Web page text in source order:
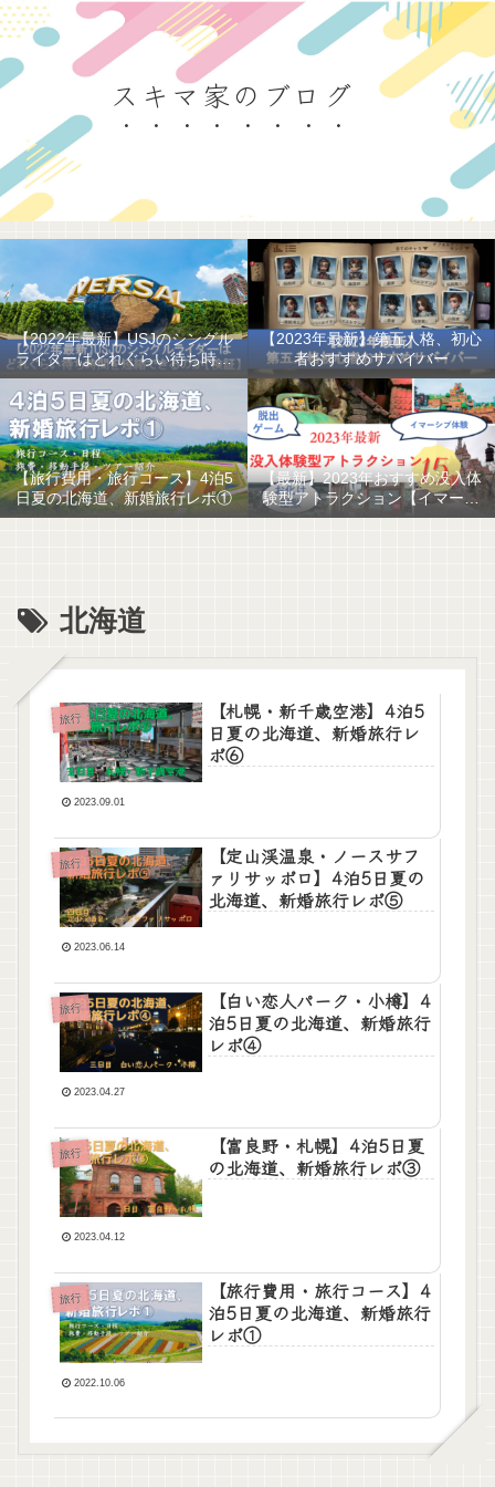
スキマ家のブログ
【2022年最新】USJのシングル
ライダーはどれぐらい待ち時間
を短縮できるのか
【2023年最新】第五人格、初心
者おすすめサバイバー
【旅行費用・旅行コース】4泊5
日夏の北海道、新婚旅行レポ①
【最新】2023年おすすめ没入体
験型アトラクション【イマーシ
ブ体験】
北海道
旅行
【札幌・新千歳空港】4泊5
日夏の北海道、新婚旅行レ
ポ⑥
2023.09.01
旅行
【定山渓温泉・ノースサフ
ァリサッポロ】4泊5日夏の
北海道、新婚旅行レポ⑤
2023.06.14
旅行
【白い恋人パーク・小樽】4
泊5日夏の北海道、新婚旅行
レポ④
2023.04.27
旅行
【富良野・札幌】4泊5日夏
の北海道、新婚旅行レポ③
2023.04.12
旅行
【旅行費用・旅行コース】4
泊5日夏の北海道、新婚旅行
レポ①
2022.10.06